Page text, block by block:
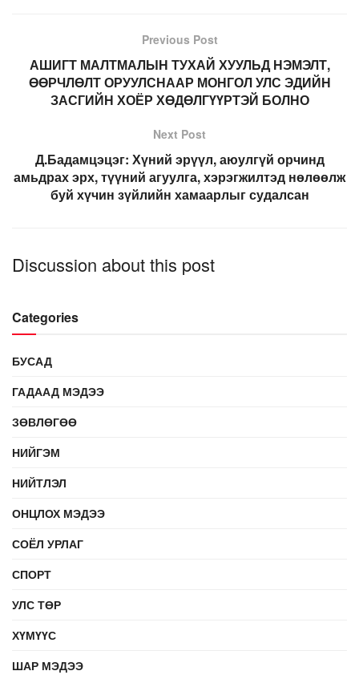
Previous Post
АШИГТ МАЛТМАЛЫН ТУХАЙ ХУУЛЬД НЭМЭЛТ,
ӨӨРЧЛӨЛТ ОРУУЛСНААР МОНГОЛ УЛС ЭДИЙН
ЗАСГИЙН ХОЁР ХӨДӨЛГҮҮРТЭЙ БОЛНО
Next Post
Д.Бадамцэцэг: Хүний эрүүл, аюулгүй орчинд
амьдрах эрх, түүний агуулга, хэрэгжилтэд нөлөөлж
буй хүчин зүйлийн хамаарлыг судалсан
Discussion about this post
Categories
БУСАД
ГАДААД МЭДЭЭ
ЗӨВЛӨГӨӨ
НИЙГЭМ
НИЙТЛЭЛ
ОНЦЛОХ МЭДЭЭ
СОЁЛ УРЛАГ
СПОРТ
УЛС ТӨР
ХҮМҮҮС
ШАР МЭДЭЭ